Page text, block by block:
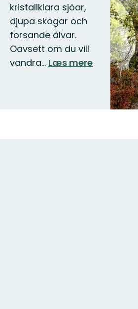
kristallklara sjöar,
djupa skogar och
forsande älvar.
Oavsett om du vill
vandra… Læs mere